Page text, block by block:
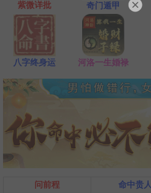
紫微详批 奇门遁甲
八字终身运 河洛一生婚禄
问前程 命中贵人